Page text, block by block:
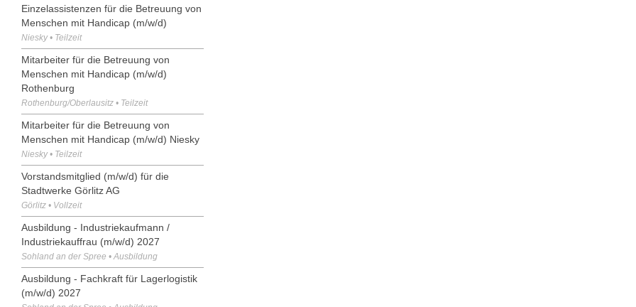
Einzelassistenzen für die Betreuung von
Menschen mit Handicap (m/w/d)
Niesky • Teilzeit
Mitarbeiter für die Betreuung von
Menschen mit Handicap (m/w/d)
Rothenburg
Rothenburg/Oberlausitz • Teilzeit
Mitarbeiter für die Betreuung von
Menschen mit Handicap (m/w/d) Niesky
Niesky • Teilzeit
Vorstandsmitglied (m/w/d) für die
Stadtwerke Görlitz AG
Görlitz • Vollzeit
Ausbildung - Industriekaufmann /
Industriekauffrau (m/w/d) 2027
Sohland an der Spree • Ausbildung
Ausbildung - Fachkraft für Lagerlogistik
(m/w/d) 2027